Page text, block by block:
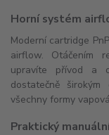
Horní systém
Moderní cartridge
airflow. Otáčením
upravíte přívod a
dostatečně
všechny formy
Praktický